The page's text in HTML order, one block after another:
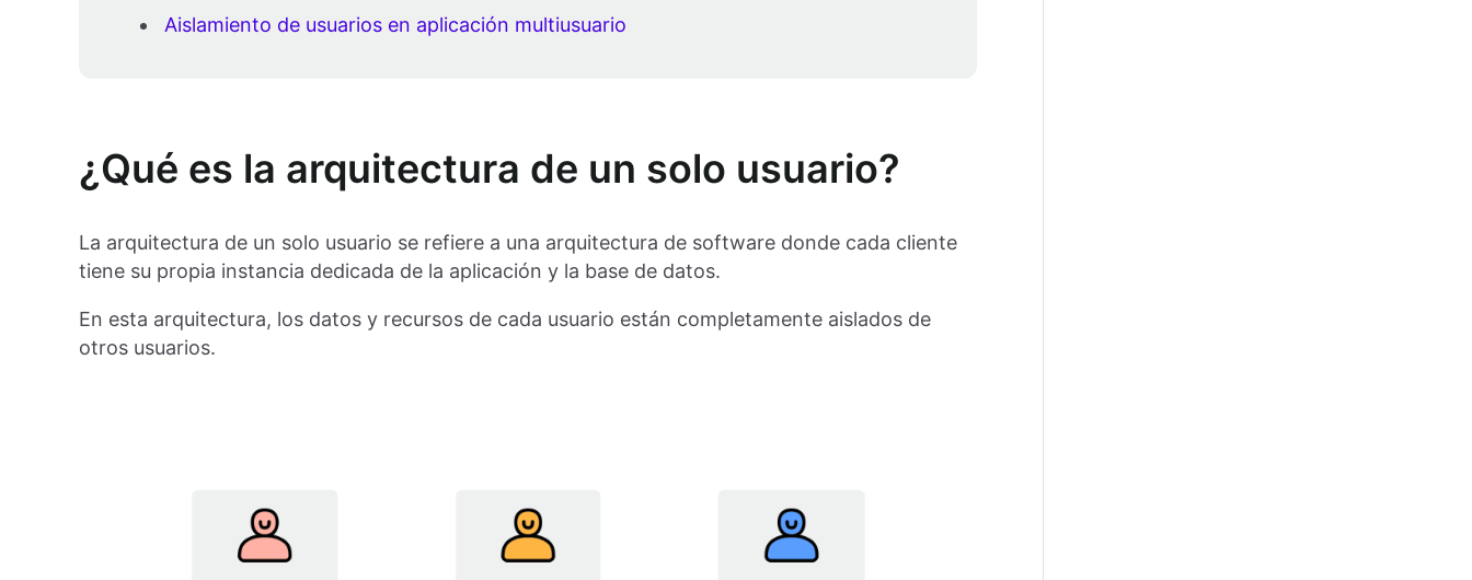
Aislamiento de usuarios en aplicación multiusuario
¿Qué es la arquitectura de un solo usuario?
La arquitectura de un solo usuario se refiere a una arquitectura de software donde cada cliente
tiene su propia instancia dedicada de la aplicación y la base de datos.
En esta arquitectura, los datos y recursos de cada usuario están completamente aislados de
otros usuarios.